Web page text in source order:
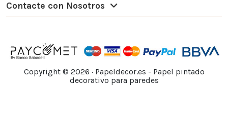
Contacte con Nosotros
Copyright © 2026 · Papeldecor.es - Papel pintado
decorativo para paredes